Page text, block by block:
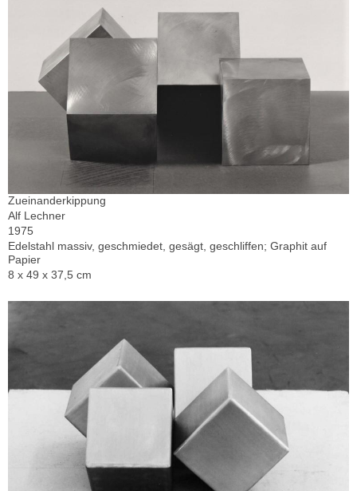
Zueinanderkippung
Alf Lechner
1975
Edelstahl massiv, geschmiedet, gesägt, geschliffen; Graphit auf
Papier
8 x 49 x 37,5 cm